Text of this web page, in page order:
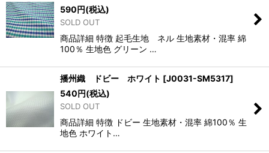
590円(税込)
SOLD OUT
商品詳細 特徴 起毛生地 ネル 生地素材・混率 綿
100％ 生地色 グリーン …
播州織 ドビー ホワイト [J0031-SM5317]
540円(税込)
SOLD OUT
商品詳細 特徴 ドビー 生地素材・混率 綿100％ 生
地色 ホワイト…